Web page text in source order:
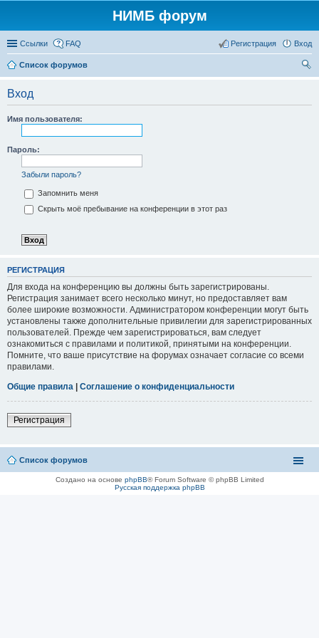
НИМБ форум
Ссылки FAQ Вход
Регистрация
Список форумов
Вход
Имя пользователя:
Пароль:
Забыли пароль?
Запомнить меня
Скрыть моё пребывание на конференции в этот раз
РЕГИСТРАЦИЯ
Для входа на конференцию вы должны быть зарегистрированы.
Регистрация занимает всего несколько минут, но предоставляет вам
более широкие возможности. Администратором конференции могут быть
установлены также дополнительные привилегии для зарегистрированных
пользователей. Прежде чем зарегистрироваться, вам следует
ознакомиться с правилами и политикой, принятыми на конференции.
Помните, что ваше присутствие на форумах означает согласие со всеми
правилами.
Общие правила | Соглашение о конфиденциальности
Регистрация
Список форумов
Создано на основе phpBB® Forum Software © phpBB Limited
Русская поддержка phpBB